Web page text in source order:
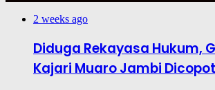
2 weeks ago
Diduga Rekayasa Hukum,
Kajari Muaro Jambi Dicopot